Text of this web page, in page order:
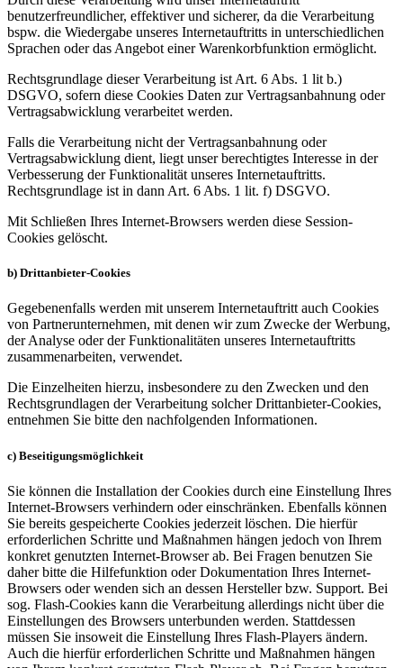
benutzerfreundlicher, effektiver und sicherer, da die Verarbeitung
bspw. die Wiedergabe unseres Internetauftritts in unterschiedlichen
Sprachen oder das Angebot einer Warenkorbfunktion ermöglicht.
Rechtsgrundlage dieser Verarbeitung ist Art. 6 Abs. 1 lit b.)
DSGVO, sofern diese Cookies Daten zur Vertragsanbahnung oder
Vertragsabwicklung verarbeitet werden.
Falls die Verarbeitung nicht der Vertragsanbahnung oder
Vertragsabwicklung dient, liegt unser berechtigtes Interesse in der
Verbesserung der Funktionalität unseres Internetauftritts.
Rechtsgrundlage ist in dann Art. 6 Abs. 1 lit. f) DSGVO.
Mit Schließen Ihres Internet-Browsers werden diese Session-
Cookies gelöscht.
b) Drittanbieter-Cookies
Gegebenenfalls werden mit unserem Internetauftritt auch Cookies
von Partnerunternehmen, mit denen wir zum Zwecke der Werbung,
der Analyse oder der Funktionalitäten unseres Internetauftritts
zusammenarbeiten, verwendet.
Die Einzelheiten hierzu, insbesondere zu den Zwecken und den
Rechtsgrundlagen der Verarbeitung solcher Drittanbieter-Cookies,
entnehmen Sie bitte den nachfolgenden Informationen.
c) Beseitigungsmöglichkeit
Sie können die Installation der Cookies durch eine Einstellung Ihres
Internet-Browsers verhindern oder einschränken. Ebenfalls können
Sie bereits gespeicherte Cookies jederzeit löschen. Die hierfür
erforderlichen Schritte und Maßnahmen hängen jedoch von Ihrem
konkret genutzten Internet-Browser ab. Bei Fragen benutzen Sie
daher bitte die Hilfefunktion oder Dokumentation Ihres Internet-
Browsers oder wenden sich an dessen Hersteller bzw. Support. Bei
sog. Flash-Cookies kann die Verarbeitung allerdings nicht über die
Einstellungen des Browsers unterbunden werden. Stattdessen
müssen Sie insoweit die Einstellung Ihres Flash-Players ändern.
Auch die hierfür erforderlichen Schritte und Maßnahmen hängen